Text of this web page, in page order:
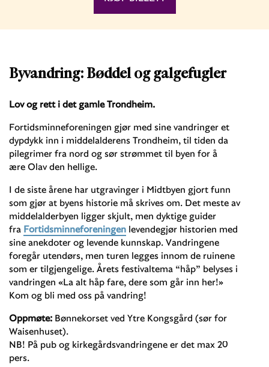
Byvandring: Bøddel og galgefugler
Lov og rett i det gamle Trondheim.
Fortidsminneforeningen gjør med sine vandringer et
dypdykk inn i middelalderens Trondheim, til tiden da
pilegrimer fra nord og sør strømmet til byen for å
ære Olav den hellige.
I de siste årene har utgravinger i Midtbyen gjort funn
som gjør at byens historie må skrives om. Det meste av
middelalderbyen ligger skjult, men dyktige guider
fra Fortidsminneforeningen levendegjør historien med
sine anekdoter og levende kunnskap. Vandringene
foregår utendørs, men turen legges innom de ruinene
som er tilgjengelige. Årets festivaltema “håp” belyses i
vandringen «La alt håp fare, dere som går inn her!»
Kom og bli med oss på vandring!
Oppmøte: Bønnekorset ved Ytre Kongsgård (sør for
Waisenhuset).
NB! På pub og kirkegårdsvandringene er det max 20
pers.